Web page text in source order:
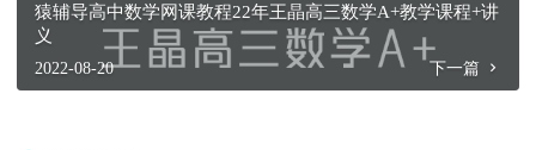
猿辅导高中数学网课教程22年王晶高三数学A+教学课程+讲
义
2022-08-20 下一篇